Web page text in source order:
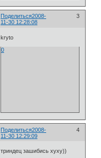
Поделиться 3
2008-
11-30 12:28:08
kryto
0
Поделиться 4
2008-
11-30 12:29:09
триндец зашибись хуху))